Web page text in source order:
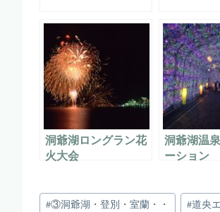
洞爺湖ロングラン花
火大会
洞爺湖温
ーション
投
#③洞爺湖・登別・室蘭・・ #道央